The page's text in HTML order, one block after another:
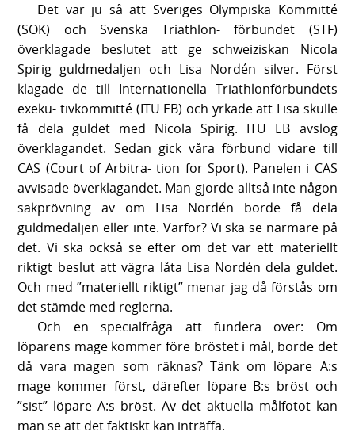
Det var ju så att Sveriges Olympiska Kommitté
(SOK) och Svenska Triathlon- förbundet (STF)
överklagade beslutet att ge schweiziskan Nicola
Spirig guldmedaljen och Lisa Nordén silver. Först
klagade de till Internationella Triathlonförbundets
exeku- tivkommitté (ITU EB) och yrkade att Lisa skulle
få dela guldet med Nicola Spirig. ITU EB avslog
överklagandet. Sedan gick våra förbund vidare till
CAS (Court of Arbitra- tion for Sport). Panelen i CAS
avvisade överklagandet. Man gjorde alltså inte någon
sakprövning av om Lisa Nordén borde få dela
guldmedaljen eller inte. Varför? Vi ska se närmare på
det. Vi ska också se efter om det var ett materiellt
riktigt beslut att vägra låta Lisa Nordén dela guldet.
Och med ”materiellt riktigt” menar jag då förstås om
det stämde med reglerna.
Och en specialfråga att fundera över: Om
löparens mage kommer före bröstet i mål, borde det
då vara magen som räknas? Tänk om löpare A:s
mage kommer först, därefter löpare B:s bröst och
”sist” löpare A:s bröst. Av det aktuella målfotot kan
man se att det faktiskt kan inträffa.